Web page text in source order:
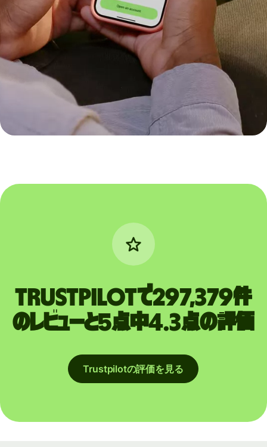
Trustpilotで297,379件
のレビューと5点中4.3点の評価
Trustpilotの評価を見る